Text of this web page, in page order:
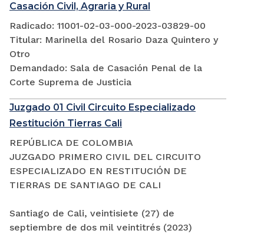
Casación Civil, Agraria y Rural
Radicado: 11001-02-03-000-2023-03829-00
Titular: Marinella del Rosario Daza Quintero y
Otro
Demandado: Sala de Casación Penal de la
Corte Suprema de Justicia
Juzgado 01 Civil Circuito Especializado
Restitución Tierras Cali
REPÚBLICA DE COLOMBIA
JUZGADO PRIMERO CIVIL DEL CIRCUITO
ESPECIALIZADO EN RESTITUCIÓN DE
TIERRAS DE SANTIAGO DE CALI
Santiago de Cali, veintisiete (27) de
septiembre de dos mil veintitrés (2023)